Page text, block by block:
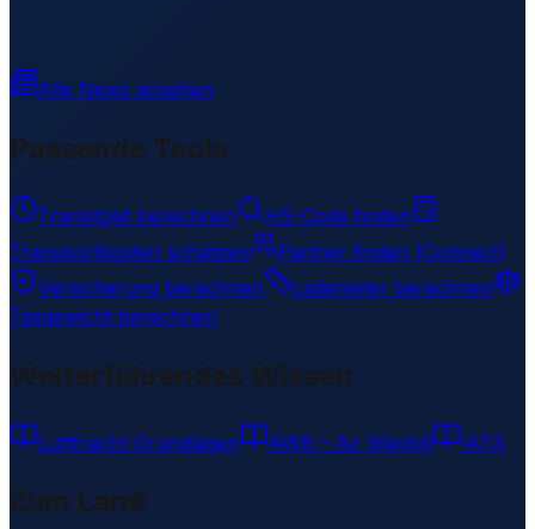
Alle News ansehen
Passende Tools
Transitzeit berechnen
HS-Code finden
Transportkosten schätzen
Partner finden (Connect)
Versicherung berechnen
Lademeter berechnen
Taxgewicht berechnen
Weiterführendes Wissen
Luftfracht Grundlagen AWB – Air Waybill IATA
Zum Land